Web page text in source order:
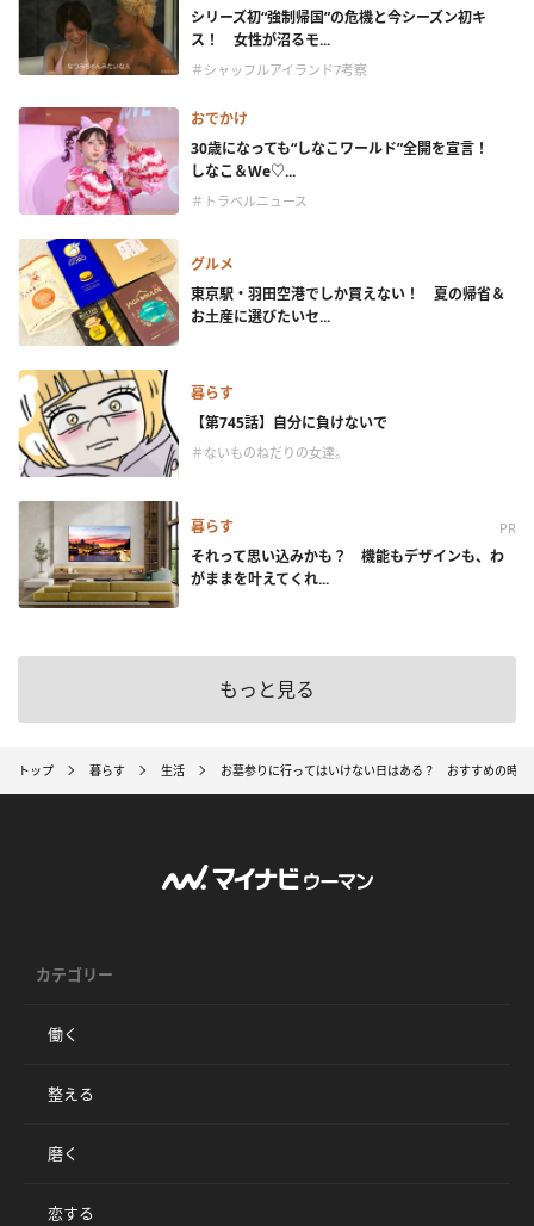
シリーズ初“強制帰国”の危機と今シーズン初キ
ス！ 女性が沼るモ...
＃シャッフルアイランド7考察
おでかけ
30歳になっても“しなこワールド”全開を宣言！
しなこ＆We♡...
＃トラベルニュース
グルメ
東京駅・羽田空港でしか買えない！ 夏の帰省＆
お土産に選びたいセ...
暮らす
【第745話】自分に負けないで
＃ないものねだりの女達。
暮らす PR
それって思い込みかも？ 機能もデザインも、わ
がままを叶えてくれ...
もっと見る
トップ 暮らす 生活 お墓参りに行ってはいけない日はある？ おすすめの時期
カテゴリー
働く
整える
磨く
恋する